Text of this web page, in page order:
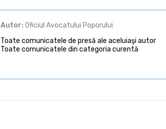
Autor: Oficiul Avocatului Poporului
Toate comunicatele de presă ale aceluiaşi autor
Toate comunicatele din categoria curentă